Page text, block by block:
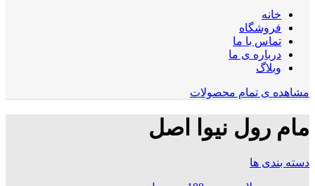
خانه
فروشگاه
تماس با ما
درباره ی ما
وبلاگ
مشاهده ی تمام محصولات
مام رول نیوا اصل
دسته بندی ها